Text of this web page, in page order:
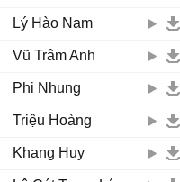
Lý Hào Nam
Vũ Trâm Anh
Phi Nhung
Triệu Hoàng
Khang Huy